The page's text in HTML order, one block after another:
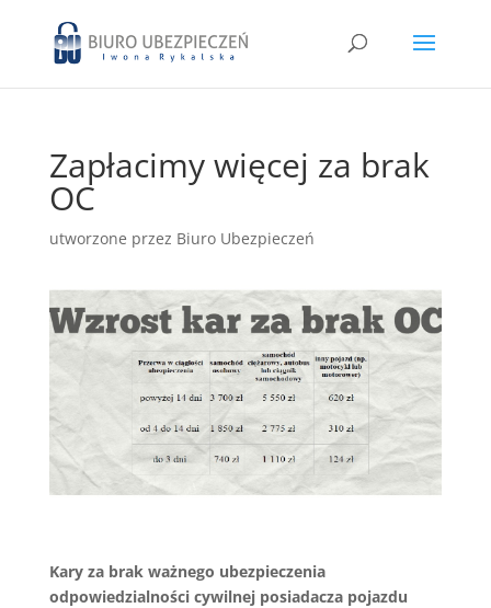
Zapłacimy więcej za brak
OC
utworzone przez Biuro Ubezpieczeń
Kary za brak ważnego ubezpieczenia
odpowiedzialności cywilnej posiadacza pojazdu